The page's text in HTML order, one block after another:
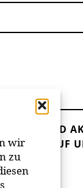
wir
zu
UND
AUF